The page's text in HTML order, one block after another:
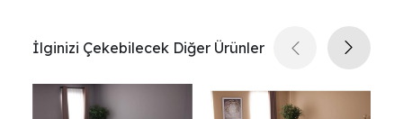
İlginizi Çekebilecek Diğer Ürünler